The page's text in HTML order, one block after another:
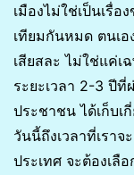
เมืองไม่ใช่เป็นเรื่
เทียมกันหมด ตนเ
เสียสละ ไม่ใช่แค่
ระยะเวลา 2-3 ปี
ประชาชน ได้เก็บเ
วันนี้ถึงเวลาที่เราจ
ประเทศ จะต้องเลื